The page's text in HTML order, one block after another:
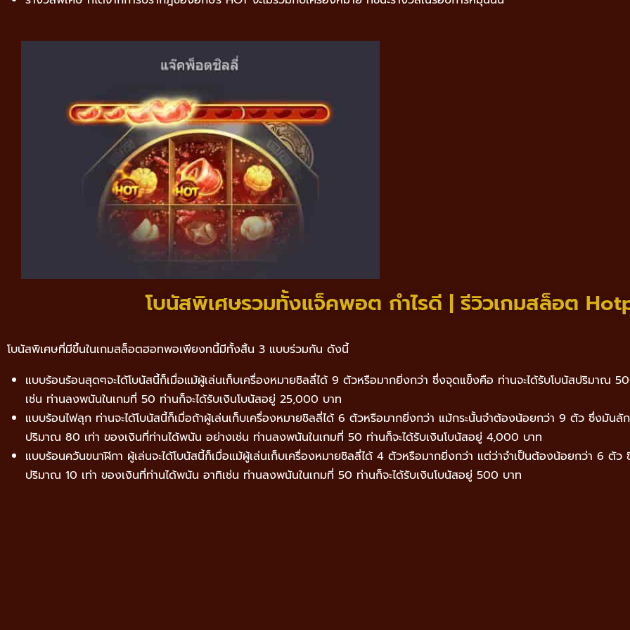
โบนัสพิเศษรวมทั้งแจ็คพอต กำไรดี | รีวิวเกมสล็อต
โบนัสพิเศษที่มีขึ้นในเกมสล็อตฮอทพอเพียงทนี้มีทั้งสิ้น 3 แบบร่วมกัน ดังนี้
แบบร้อนร้อนสุดๆจะได้โบนัสนี้ก็เมื่อแม้ผู้เล่นเก็บเครื่องหมายชิลลี่ได้ 9 ตัวหรือมากยิ่งกว่า ซึ่งจุดแข็งคือ ท่านจะได้รับโบนัสปริมาณ
เช่น ท่านลงพนันในเกมที่ 50 ท่านก็จะได้รับเงินโบนัสอยู่ 25,000 บาท
แบบร้อนไฟลุก ท่านจะได้โบนัสนี้ก็เมื่อถ้าผู้เล่นเก็บเครื่องหมายชิลลี่ได้ 6 ตัวหรือมากยิ่งกว่า แม้กระนั้นจำต้องน้อยกว่า 9 ตัว ซึ่งมันลั
ปริมาณ 80 เท่า ของเงินที่ท่านได้พนัน อย่างเช่น ท่านลงพนันในเกมที่ 50 ท่านก็จะได้รับเงินโบนัสอยู่ 4,000 บาท
แบบร้อนควันขนาฬิกา ผู้เล่นจะได้โบนัสนี้ก็เมื่อแม้ผู้เล่นเก็บเครื่องหมายชิลลี่ได้ 4 ตัวหรือมากยิ่งกว่า แต่ว่าจำเป็นต้องน้อยกว่า 6 ตัว
ปริมาณ 10 เท่า ของเงินที่ท่านได้พนัน อาทิเช่น ท่านลงพนันในเกมที่ 50 ท่านก็จะได้รับเงินโบนัสอยู่ 500 บาท